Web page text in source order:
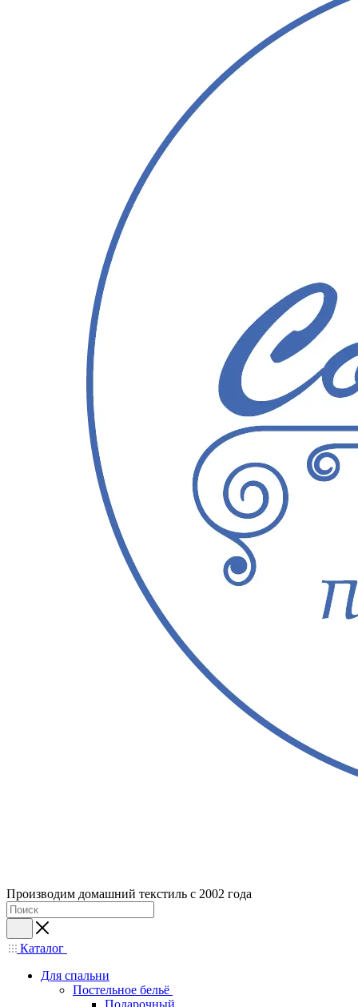
Производим домашний текстиль с 2002 года
Каталог
Для спальни
Постельное бельё
Подарочный